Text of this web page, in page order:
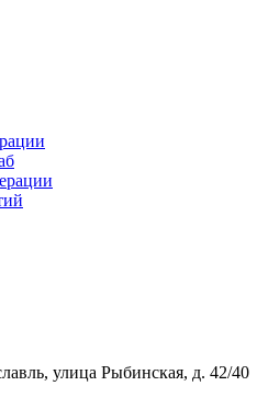
улица Рыбинская, д. 42/40